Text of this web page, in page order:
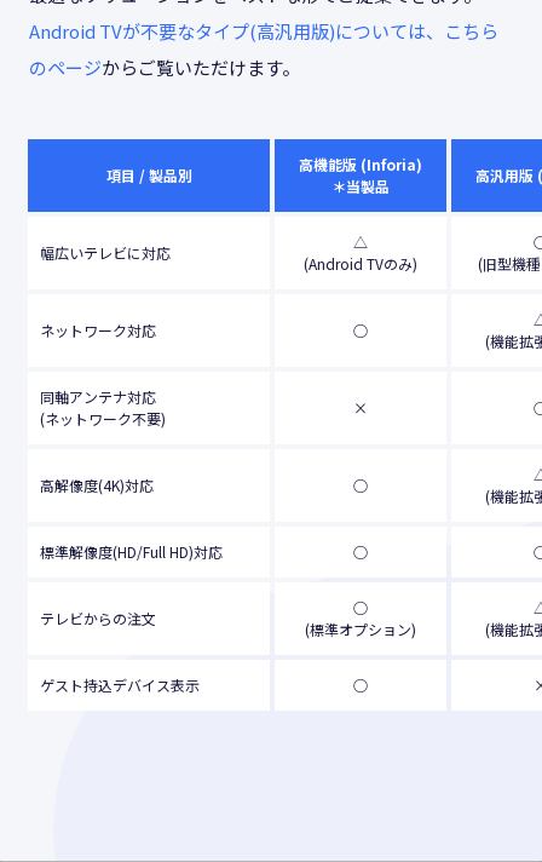
Android TVが不要なタイプ(高汎用版)については、こちら
のページからご覧いただけます。
項目 / 製品別
高機能版 (Inforia)
＊当製品
高汎用版
幅広いテレビに対応
△
(Android TVのみ)
(旧型機
ネットワーク対応 ○
(機能拡
同軸アンテナ対応
(ネットワーク不要)
×
高解像度(4K)対応 ○
(機能拡
標準解像度(HD/Full HD)対応 ○
テレビからの注文
○
(標準オプション)
(機能拡
ゲスト持込デバイス表示 ○